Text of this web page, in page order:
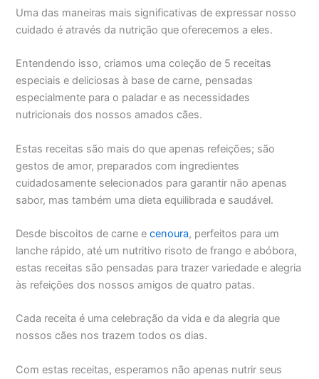
Uma das maneiras mais significativas de expressar nosso
cuidado é através da nutrição que oferecemos a eles.
Entendendo isso, criamos uma coleção de 5 receitas
especiais e deliciosas à base de carne, pensadas
especialmente para o paladar e as necessidades
nutricionais dos nossos amados cães.
Estas receitas são mais do que apenas refeições; são
gestos de amor, preparados com ingredientes
cuidadosamente selecionados para garantir não apenas
sabor, mas também uma dieta equilibrada e saudável.
Desde biscoitos de carne ecenoura, perfeitos para um
lanche rápido, até um nutritivo risoto de frango e abóbora,
estas receitas são pensadas para trazer variedade e alegria
às refeições dos nossos amigos de quatro patas.
Cada receita é uma celebração da vida e da alegria que
nossos cães nos trazem todos os dias.
Com estas receitas, esperamos não apenas nutrir seus